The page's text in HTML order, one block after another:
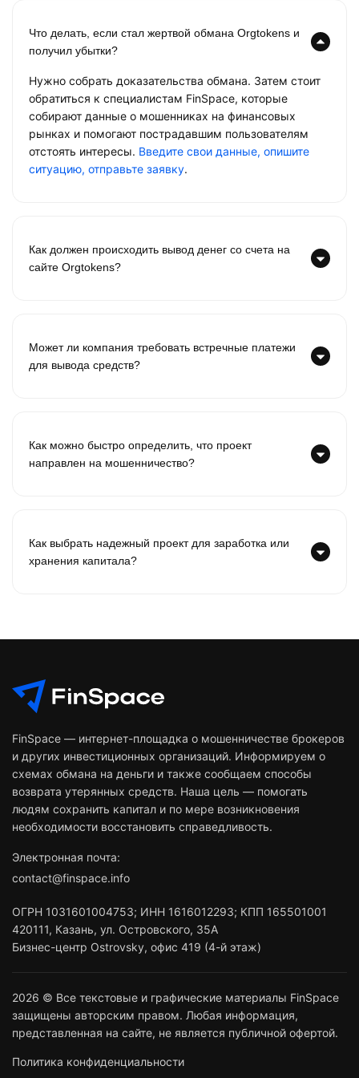
Что делать, если стал жертвой обмана Orgtokens и
получил убытки?
Нужно собрать доказательства обмана. Затем стоит
обратиться к специалистам FinSpace, которые
собирают данные о мошенниках на финансовых
рынках и помогают пострадавшим пользователям
отстоять интересы. Введите свои данные, опишите
ситуацию, отправьте заявку.
Как должен происходить вывод денег со счета на
сайте Orgtokens?
Может ли компания требовать встречные платежи
для вывода средств?
Как можно быстро определить, что проект
направлен на мошенничество?
Как выбрать надежный проект для заработка или
хранения капитала?
FinSpace — интернет-площадка о мошенничестве брокеров
и других инвестиционных организаций. Информируем о
схемах обмана на деньги и также сообщаем способы
возврата утерянных средств. Наша цель — помогать
людям сохранить капитал и по мере возникновения
необходимости восстановить справедливость.
Электронная почта:
contact@finspace.info
ОГРН 1031601004753; ИНН 1616012293; КПП 165501001
420111, Казань, ул. Островского, 35А
Бизнес-центр Ostrovsky, офис 419 (4-й этаж)
2026 © Все текстовые и графические материалы FinSpace
защищены авторским правом. Любая информация,
представленная на сайте, не является публичной офертой.
Политика конфиденциальности